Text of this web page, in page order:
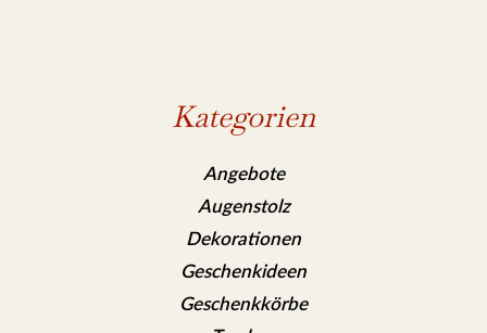
Kategorien
Angebote
Augenstolz
Dekorationen
Geschenkideen
Geschenkkörbe